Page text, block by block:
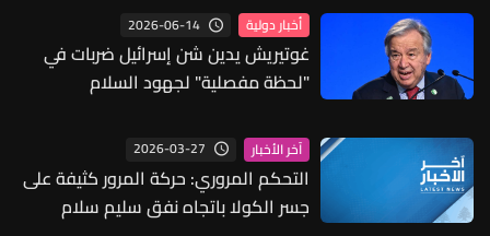
أخبار دولية 2026-06-14
غوتيريش يدين شن إسرائيل ضربات في
"لحظة مفصلية" لجهود السلام
آخر الأخبار 2026-03-27
التحكم المروري: حركة المرور كثيفة على
جسر الكولا باتجاه نفق سليم سلام